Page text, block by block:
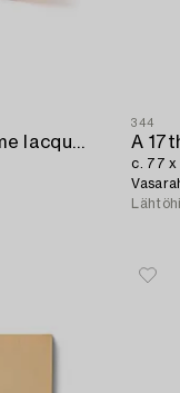
A Qajar papier-mâché polychrome lacquer Qalamdan,
344
c. 77 x